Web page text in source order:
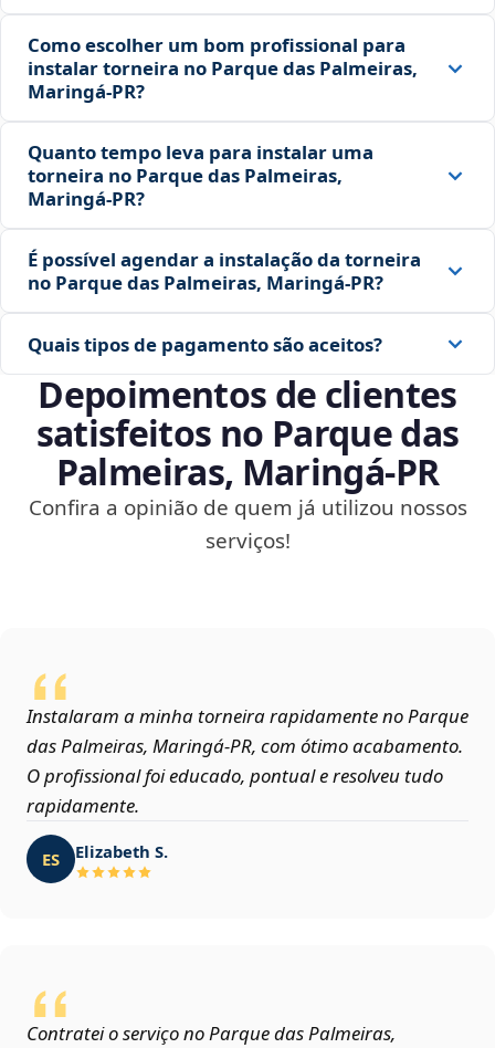
Como escolher um bom profissional para
instalar torneira no Parque das Palmeiras,
Maringá‑PR?
Quanto tempo leva para instalar uma
torneira no Parque das Palmeiras,
Maringá‑PR?
É possível agendar a instalação da torneira
no Parque das Palmeiras, Maringá‑PR?
Quais tipos de pagamento são aceitos?
Depoimentos de clientes
satisfeitos no Parque das
Palmeiras, Maringá‑PR
Confira a opinião de quem já utilizou nossos
serviços!
Instalaram a minha torneira rapidamente no Parque
das Palmeiras, Maringá‑PR, com ótimo acabamento.
O profissional foi educado, pontual e resolveu tudo
rapidamente.
ES Elizabeth S.
Contratei o serviço no Parque das Palmeiras,